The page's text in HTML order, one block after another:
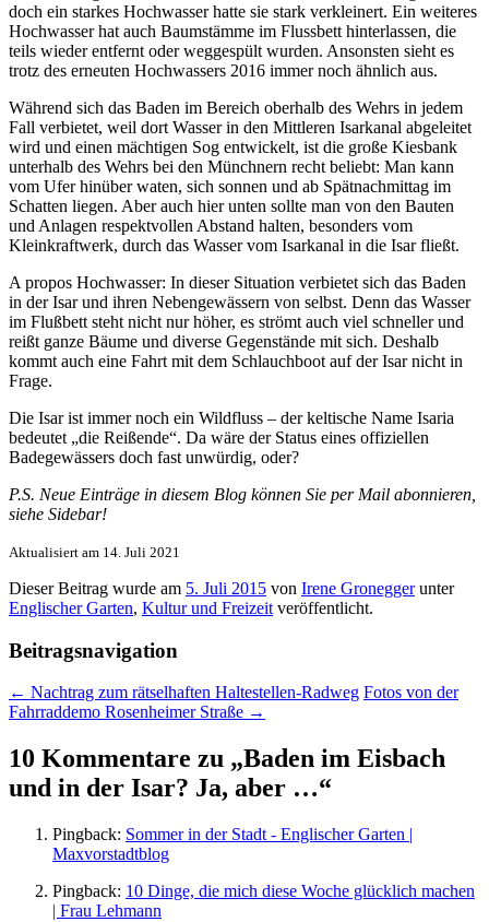
doch ein starkes Hochwasser hatte sie stark verkleinert. Ein weiteres
Hochwasser hat auch Baumstämme im Flussbett hinterlassen, die
teils wieder entfernt oder weggespült wurden. Ansonsten sieht es
trotz des erneuten Hochwassers 2016 immer noch ähnlich aus.
Während sich das Baden im Bereich oberhalb des Wehrs in jedem
Fall verbietet, weil dort Wasser in den Mittleren Isarkanal abgeleitet
wird und einen mächtigen Sog entwickelt, ist die große Kiesbank
unterhalb des Wehrs bei den Münchnern recht beliebt: Man kann
vom Ufer hinüber waten, sich sonnen und ab Spätnachmittag im
Schatten liegen. Aber auch hier unten sollte man von den Bauten
und Anlagen respektvollen Abstand halten, besonders vom
Kleinkraftwerk, durch das Wasser vom Isarkanal in die Isar fließt.
A propos Hochwasser: In dieser Situation verbietet sich das Baden
in der Isar und ihren Nebengewässern von selbst. Denn das Wasser
im Flußbett steht nicht nur höher, es strömt auch viel schneller und
reißt ganze Bäume und diverse Gegenstände mit sich. Deshalb
kommt auch eine Fahrt mit dem Schlauchboot auf der Isar nicht in
Frage.
Die Isar ist immer noch ein Wildfluss – der keltische Name Isaria
bedeutet „die Reißende“. Da wäre der Status eines offiziellen
Badegewässers doch fast unwürdig, oder?
P.S. Neue Einträge in diesem Blog können Sie per Mail abonnieren,
siehe Sidebar!
Aktualisiert am 14. Juli 2021
Dieser Beitrag wurde am 5. Juli 2015 von Irene Groneggerunter
Englischer Garten, Kultur und Freizeit veröffentlicht.
Beitragsnavigation
← Nachtrag zum rätselhaften Haltestellen-Radweg Fotos von der
Fahrraddemo Rosenheimer Straße →
10 Kommentare zu „Baden im Eisbach
und in der Isar? Ja, aber …“
Pingback: Sommer in der Stadt - Englischer Garten |
Maxvorstadtblog
Pingback: 10 Dinge, die mich diese Woche glücklich machen
| Frau Lehmann